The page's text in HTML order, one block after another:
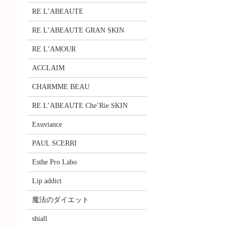
RE L’ABEAUTE
RE L’ABEAUTE GRAN SKIN
RE L’AMOUR
ACCLAIM
CHARMME BEAU
RE L’ABEAUTE Che’Rie SKIN
Exuviance
PAUL SCERRI
Esthe Pro Labo
Lip addict
魔法のダイエット
shiall